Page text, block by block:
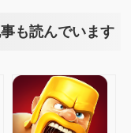
も読んでいます